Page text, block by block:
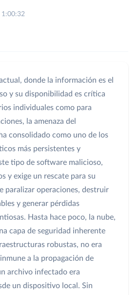
1:00:32
donde la información es el
y su disponibilidad es crítica
individuales como para
la amenaza del
consolidado como uno de los
más persistentes y
tipo de software malicioso,
y exige un rescate para su
paralizar operaciones, destruir
y generar pérdidas
Hasta hace poco, la nube,
capa de seguridad inherente
robustas, no era
a la propagación de
archivo infectado era
un dispositivo local. Sin